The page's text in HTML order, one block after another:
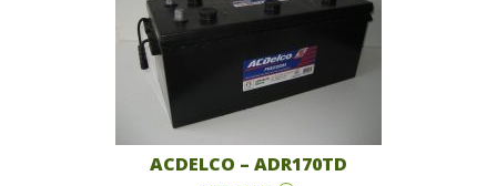
ACDELCO – ADR170TD